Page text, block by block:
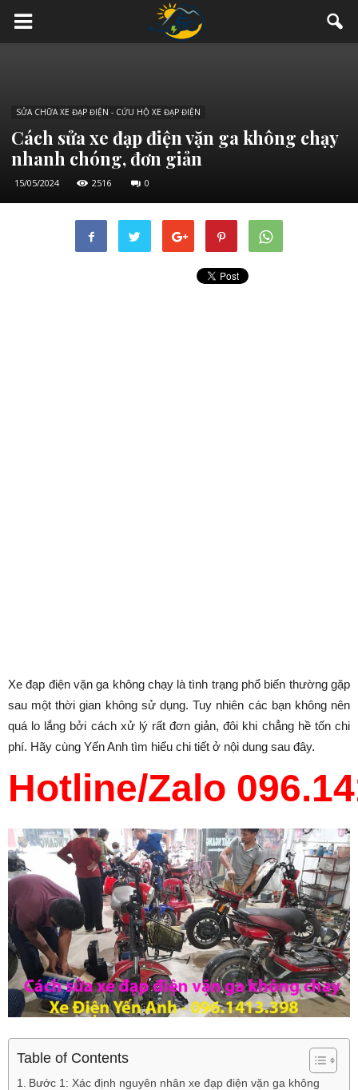
SỬA CHỮA XE ĐẠP ĐIỆN - CỨU HỘ XE ĐẠP ĐIỆN
Cách sửa xe đạp điện vặn ga không chạy
nhanh chóng, đơn giản
15/05/2024 2516 0
Xe đạp điện vặn ga không chạy là tình trạng phổ biến thường gặp
sau một thời gian không sử dụng. Tuy nhiên các bạn không nên
quá lo lắng bởi cách xử lý rất đơn giản, đôi khi chẳng hề tốn chi
phí. Hãy cùng Yến Anh tìm hiểu chi tiết ở nội dung sau đây.
Hotline/Zalo
Table of Contents
Bước 1: Xác định nguyên nhân xe đạp điện vặn ga không